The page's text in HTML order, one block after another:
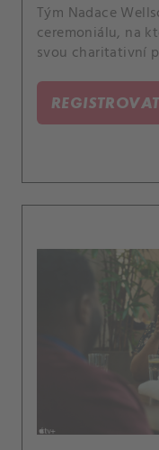
Tým Nadace
ceremoniálu, na
svou charitativní
REGISTROVAT